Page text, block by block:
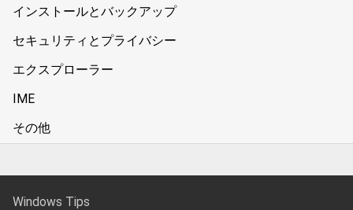
インストールとバックアップ
セキュリティとプライバシー
エクスプローラー
IME
その他
Windows Tips